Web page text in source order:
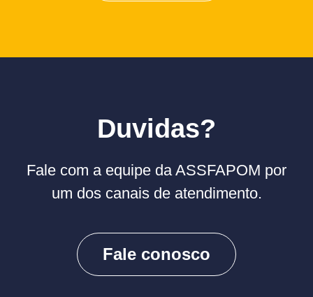
Duvidas?
Fale com a equipe da ASSFAPOM por
um dos canais de atendimento.
Fale conosco